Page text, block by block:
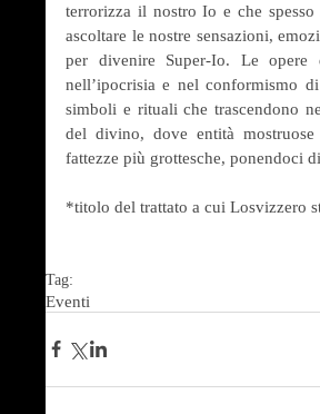
terrorizza il nostro Io e che
ascoltare le nostre sensazioni,
per divenire Super-Io. Le
nell’ipocrisia e nel conformismo
simboli e rituali che trascendono
del divino, dove entità
fattezze più grottesche, ponendoci
*titolo del trattato a cui Losvizzero
Tag:
Eventi